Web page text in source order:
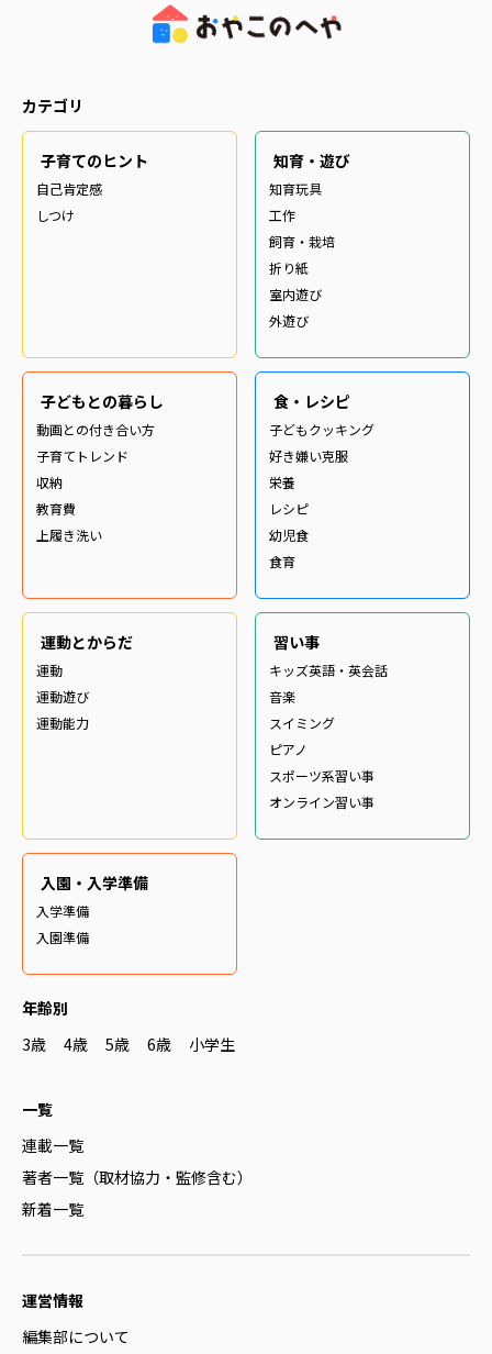
カテゴリ
子育てのヒント
自己肯定感
しつけ
知育・遊び
知育玩具
工作
飼育・栽培
折り紙
室内遊び
外遊び
子どもとの暮らし
動画との付き合い方
子育てトレンド
収納
教育費
上履き洗い
食・レシピ
子どもクッキング
好き嫌い克服
栄養
レシピ
幼児食
食育
運動とからだ
運動
運動遊び
運動能力
習い事
キッズ英語・英会話
音楽
スイミング
ピアノ
スポーツ系習い事
オンライン習い事
入園・入学準備
入学準備
入園準備
年齢別
3歳
4歳 5歳 6歳 小学生
一覧
連載一覧
著者一覧（取材協力・監修含む）
新着一覧
運営情報
編集部について